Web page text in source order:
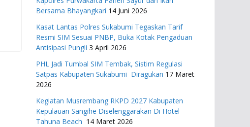
Bersama Bhayangkari 14 Juni 2026
Kasat Lantas Polres Sukabumi Tegaskan Tarif
Resmi SIM Sesuai PNBP, Buka Kotak Pengaduan
Antisipasi Pungli 3 April 2026
PHL Jadi Tumbal SIM Tembak, Sistim Regulasi
Satpas Kabupaten Sukabumi Diragukan 17 Maret
2026
Kegiatan Musrembang RKPD 2027 ​Kabupaten
Kepulauan Sangihe Diselenggarakan Di Hotel
Tahuna Beach 14 Maret 2026